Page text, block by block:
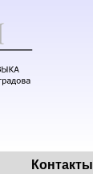
Контакты